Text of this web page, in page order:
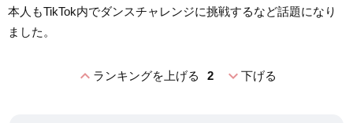
本人もTikTok内でダンスチャレンジに挑戦するなど話題になり
ました。
expand_lessランキングを上げる 2 expand_more下げる